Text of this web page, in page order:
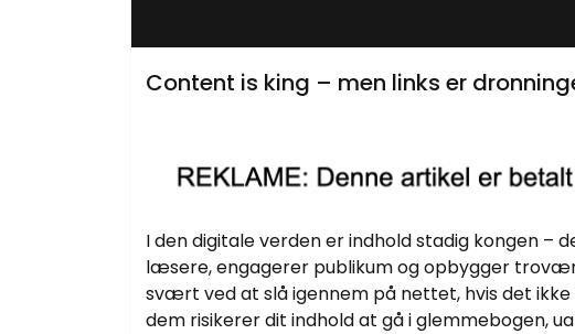
Content is king – men links er
I den digitale verden er indhold stadig kongen
læsere, engagerer publikum og opbygger
svært ved at slå igennem på nettet, hvis det
dem risikerer dit indhold at gå i glemmebogen,